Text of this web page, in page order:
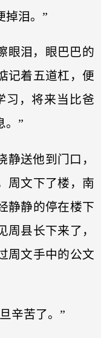
掉泪。”
眼泪，眼巴巴的
记着五道杠，便
习，将来当比爸
。”
送他到门口，
周文下了楼，南
静静的停在楼下
周县长下来了，
周文手中的公文
辛苦了。”